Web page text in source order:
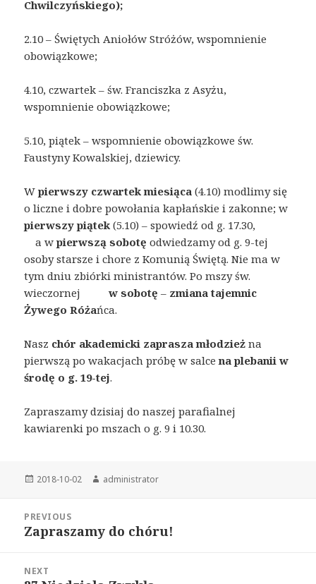
Chwilczyńskiego);
2.10 – Świętych Aniołów Stróżów, wspomnienie
obowiązkowe;
4.10, czwartek – św. Franciszka z Asyżu,
wspomnienie obowiązkowe;
5.10, piątek – wspomnienie obowiązkowe św.
Faustyny Kowalskiej, dziewicy.
Wpierwszy czwartek miesiąca (4.10) modlimy się
o liczne i dobre powołania kapłańskie i zakonne; w
pierwszy piątek(5.10) – spowiedź od g. 17.30,
a wpierwszą sobotę odwiedzamy od g. 9-tej
osoby starsze i chore z Komunią Świętą. Nie ma w
tym dniu zbiórki ministrantów. Po mszy św.
wieczornejw sobotę – zmiana tajemnic
Żywego Różańca.
Nasz chór akademicki zaprasza młodzież na
pierwszą po wakacjach próbę w salcena plebanii w
środę o g. 19-tej.
Zapraszamy dzisiaj do naszej parafialnej
kawiarenki po mszach o g. 9 i 10.30.
Posted
2018-10-02 Author
administrator
navigation
PREVIOUS
Previous
Zapraszamy do chóru!
NEXT